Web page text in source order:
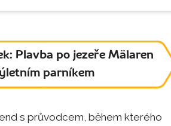
Plavba po jezeře Mälaren
parníkem
s průvodcem, během kterého